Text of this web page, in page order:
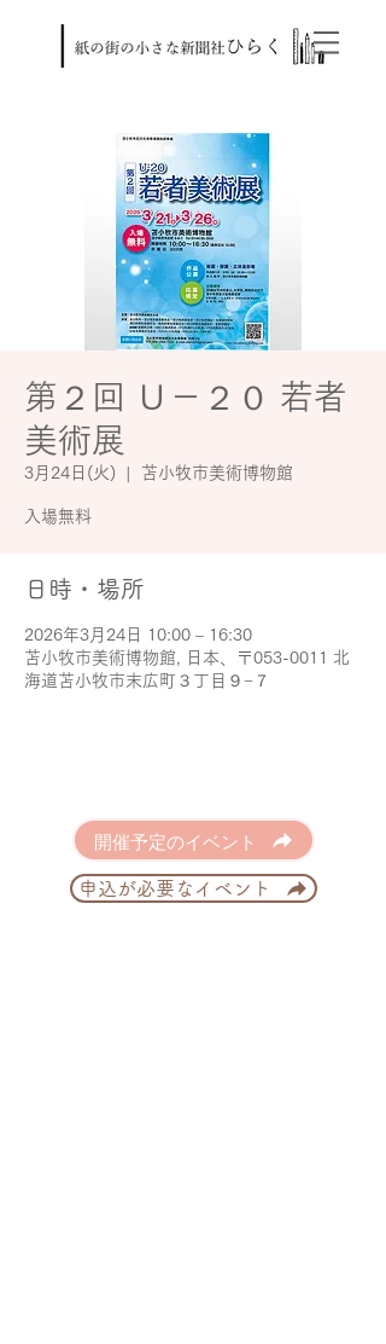
第２回 Ｕ－２０ 若者
美術展
3月24日(火) 苫小牧市美術博物館
入場無料
日時・場所
2026年3月24日 10:00 – 16:30
苫小牧市美術博物館, 日本、〒053-0011 北
海道苫小牧市末広町３丁目９−７
開催予定のイベント
申込が必要なイベント